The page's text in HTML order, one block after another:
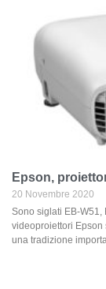
Epson,
20 Novembre 2020
Sono siglati EB-W51,
videoproiettori Epson
una tradizione